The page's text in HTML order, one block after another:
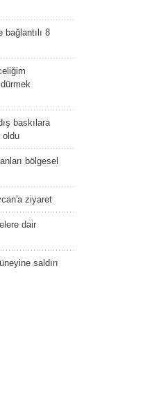
8
baskılara
oldu
bölgesel
ziyaret
dair
saldırı